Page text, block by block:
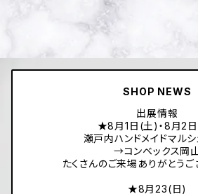
SHOP NEWS
出展情報
★8月1日(土)・8月2
瀬戸内ハンドメイドマル
→コンベックス岡
たくさんのご来場ありがとう
★8月23(日)